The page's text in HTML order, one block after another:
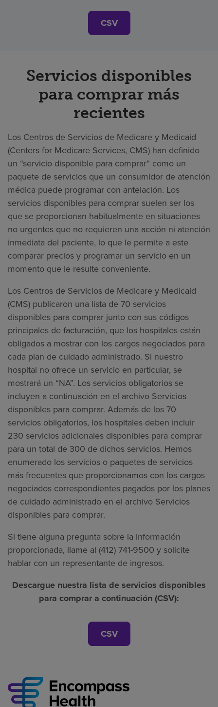
CSV
Servicios disponibles
para comprar más
recientes
Los Centros de Servicios de Medicare y Medicaid
(Centers for Medicare Services, CMS) han definido
un “servicio disponible para comprar” como un
paquete de servicios que un consumidor de atención
médica puede programar con antelación. Los
servicios disponibles para comprar suelen ser los
que se proporcionan habitualmente en situaciones
no urgentes que no requieren una acción ni atención
inmediata del paciente, lo que le permite a este
comparar precios y programar un servicio en un
momento que le resulte conveniente.
Los Centros de Servicios de Medicare y Medicaid
(CMS) publicaron una lista de 70 servicios
disponibles para comprar junto con sus códigos
principales de facturación, que los hospitales están
obligados a mostrar con los cargos negociados para
cada plan de cuidado administrado. Si nuestro
hospital no ofrece un servicio en particular, se
mostrará un “NA”. Los servicios obligatorios se
incluyen a continuación en el archivo Servicios
disponibles para comprar. Además de los 70
servicios obligatorios, los hospitales deben incluir
230 servicios adicionales disponibles para comprar
para un total de 300 de dichos servicios. Hemos
enumerado los servicios o paquetes de servicios
más frecuentes que proporcionamos con los cargos
negociados correspondientes pagados por los planes
de cuidado administrado en el archivo Servicios
disponibles para comprar.
Si tiene alguna pregunta sobre la información
proporcionada, llame al (412) 741-9500 y solicite
hablar con un representante de ingresos.
Descargue nuestra lista de servicios disponibles
para comprar a continuación (CSV):
CSV